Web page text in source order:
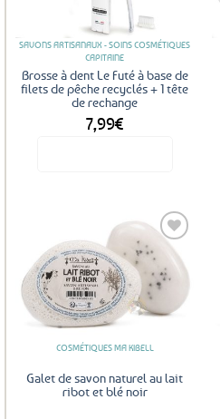
SAVONS ARTISANAUX - SOINS COSMÉTIQUES
CAPITAINE
Brosse à dent Le Futé à base de
filets de pêche recyclés + 1 tête
de rechange
7,99€
variations.
Les
options
peuvent
choisies
sur
Ajouter
aux
favoris
COSMÉTIQUES MA KIBELL
Galet de savon naturel au lait
ribot et blé noir